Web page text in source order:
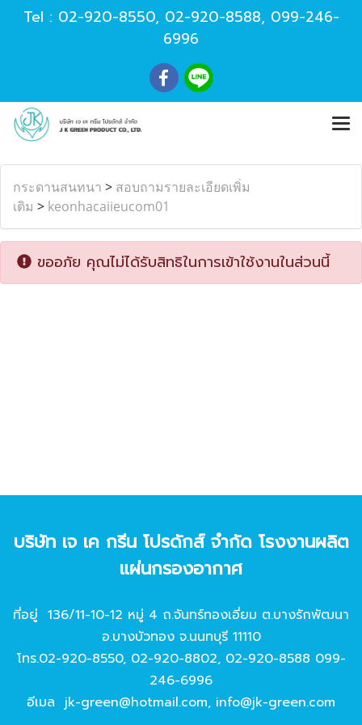
Tel : 02-920-8550, 02-920-8588, 099-246-
6996
กระดานสนทนา > สอบถามรายละเอียดเพิ่ม
เติม > keonhacaiieucom01
ขออภัย คุณไม่ได้รับสิทธิในการเข้าใช้งานในส่วนนี้
บริษัท เจ เค กรีน โปรดักส์ จํากัด โรงงานผลิต
แผ่นกรองอากาศ
ที่อยู่ 136/11-10-12 หมู่ 4 ถ.จันทร์ทองเอี่ยม ต.บางรักพัฒนา
อ.บางบัวทอง จ.นนทบุรี 11110
โทร.02-920-8550, 02-920-8802, 02-920-8588 099-
246-6996
อีเมล jk-green@hotmail.com, info@jk-green.com